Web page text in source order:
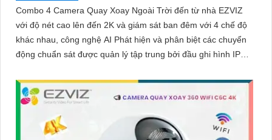
Combo 4 Camera Quay Xoay Ngoài Trời đến từ nhà EZVIZ
với độ nét cao lên đến 2K và giám sát ban đêm với 4 chế độ
khác nhau, công nghệ AI Phát hiện và phân biệt các chuyển
động chuẩn sát được quản lý tập trung bởi đầu ghi hình IP